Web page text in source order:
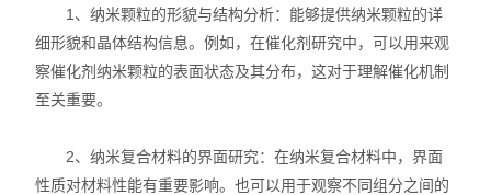
1、纳米颗粒的形貌与结构分析：能够提供纳米颗粒的详
细形貌和晶体结构信息。例如，在催化剂研究中，可以用来观
察催化剂纳米颗粒的表面状态及其分布，这对于理解催化机制
至关重要。
2、纳米复合材料的界面研究：在纳米复合材料中，界面
性质对材料性能有重要影响。也可以用于观察不同组分之间的